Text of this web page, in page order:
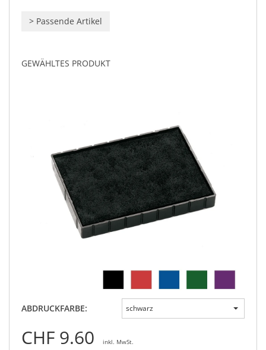
> Passende Artikel
GEWÄHLTES PRODUKT
ABDRUCKFARBE: schwarz
CHF 9.60 inkl. MwSt.